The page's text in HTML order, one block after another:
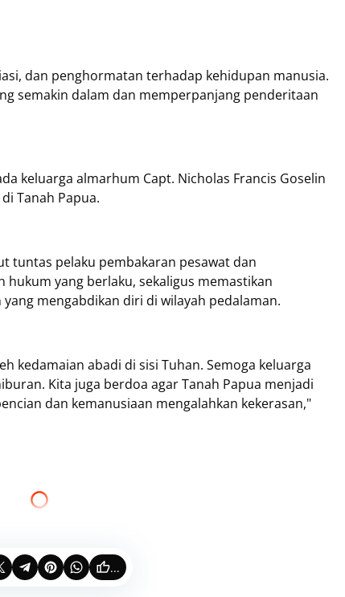
dan penghormatan terhadap kehidupan manusia.
semakin dalam dan memperpanjang penderitaan
keluarga almarhum Capt. Nicholas Francis Goselin
Tanah Papua.
tuntas pelaku pembakaran pesawat dan
yang berlaku, sekaligus memastikan
mengabdikan diri di wilayah pedalaman.
kedamaian abadi di sisi Tuhan. Semoga keluarga
Kita juga berdoa agar Tanah Papua menjadi
dan kemanusiaan mengalahkan kekerasan,"
...